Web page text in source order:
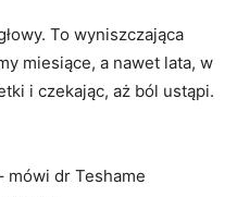
To wyniszczająca
miesiące, a nawet lata, w
i czekając, aż ból ustąpi.
mówi dr Teshame